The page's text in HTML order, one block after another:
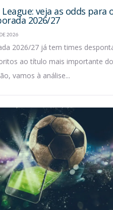
veja as odds para
2026/27
2026
2026/27 já tem times
ao título mais importante
vamos à análise...